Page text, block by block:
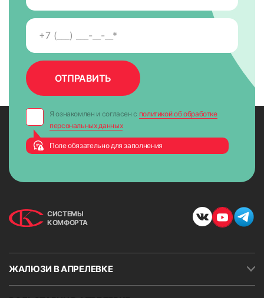
7. На направляющих снять защитную пленку для скотча,
приложить к окну и крепко прижать по всей высоте на 5-
10 сек. для максимально надежного крепления.
Я ознакомлен и согласен с политикой об обработке
персональных данных
Поле обязательно для заполнения
СИСТЕМЫ
КОМФОРТА
ЖАЛЮЗИ В АПРЕЛЕВКЕ